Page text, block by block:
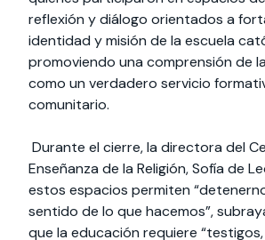
reflexión y diálogo orientados a
identidad y misión de la escuela
promoviendo una comprensión de
como un verdadero servicio
comunitario.
Durante el cierre, la directora del
Enseñanza de la Religión, Sofía de
estos espacios permiten
sentido de lo que hacemos”,
que la educación requiere